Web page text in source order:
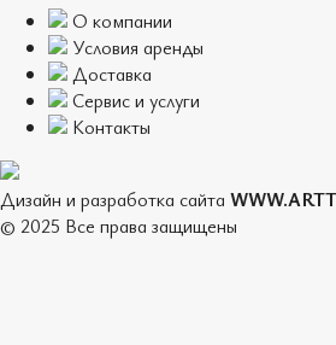
О компании
Условия аренды
Доставка
Сервис и услуги
Контакты
Дизайн и разработка сайта
© 2025 Все права защищены